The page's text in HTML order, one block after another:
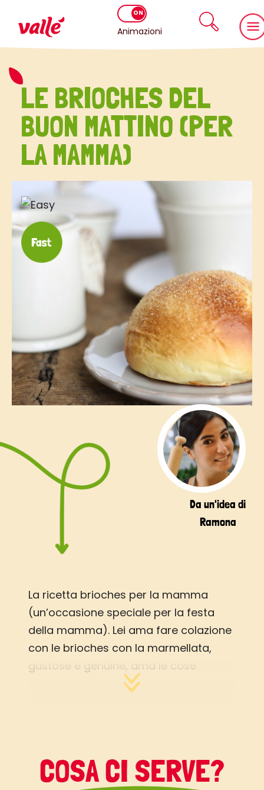
Animazioni
LE BRIOCHES DEL
BUON MATTINO (PER
LA MAMMA)
Da un'idea di
Ramona
La ricetta brioches per la mamma
(un’occasione speciale per la festa
della mamma). Lei ama fare colazione
con le brioches con la marmellata,
gustose e genuine, ama le cose
semplici e i sapori delicati. Adora la
COSA CI SERVE?